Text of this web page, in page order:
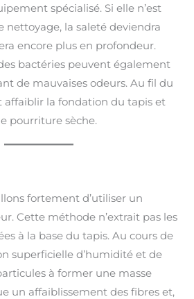
spécialisé. Si elle n’est
nettoyage, la saleté deviendra
encore plus en profondeur.
bactéries peuvent également
de mauvaises odeurs. Au fil du
affaiblir la fondation du tapis et
pourriture sèche.
fortement d’utiliser un
Cette méthode n’extrait pas les
à la base du tapis. Au cours de
superficielle d’humidité et de
à former une masse
un affaiblissement des fibres et,